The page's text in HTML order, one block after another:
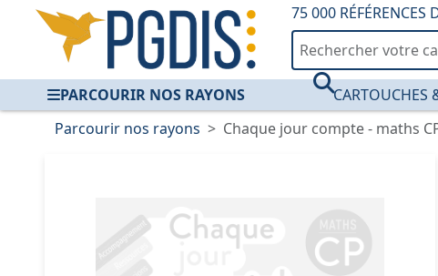
75 000 RÉFÉRENCES
PARCOURIR NOS RAYONS CARTOUCHES
Parcourir nos rayons
Chaque jour compte - maths